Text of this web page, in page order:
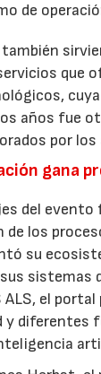
de
que
años fue
por
gana
del evento
de los
su
sistemas
ALS, el
y diferentes